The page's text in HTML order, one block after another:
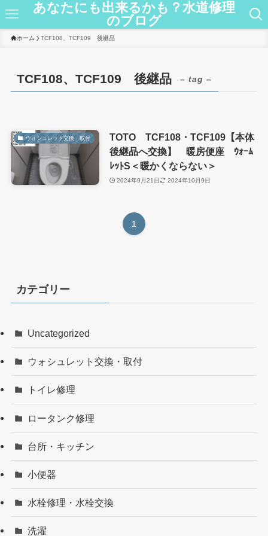
あなたにも出来るかも？水道修理
のブログ
ホーム TCF108、TCF109 後継品
TCF108、TCF109 後継品 – tag –
ウォシュレット交換・取付
TOTO TCF108・TCF109【本体
後継品へ交換】 暖房便座 ｳｫｰﾑ
ﾚｯﾄS＜暖かくならない＞
2024年9月21日 2024年10月9日
1
カテゴリー
Uncategorized
ウォシュレット交換・取付
トイレ修理
ロータンク修理
台所・キッチン
小便器
水栓修理・水栓交換
洗濯